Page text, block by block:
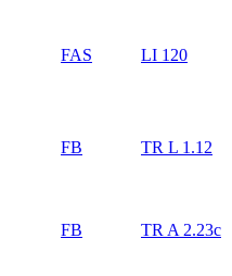
FAS LI 120
FB TR L 1.12
FB TR A 2.23c